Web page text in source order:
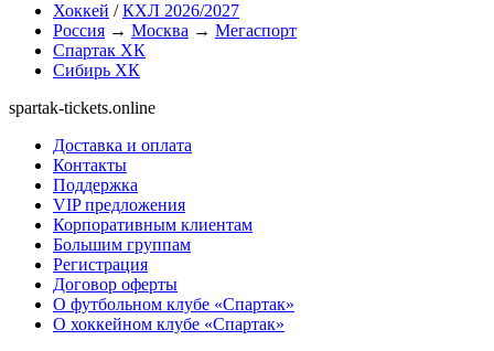
Хоккей /КХЛ 2026/2027
Россия → Москва → Мегаспорт
Спартак ХК
Сибирь ХК
spartak-tickets.online
Доставка и оплата
Контакты
Поддержка
VIP предложения
Корпоративным клиентам
Большим группам
Регистрация
Договор оферты
О футбольном клубе «Спартак»
О хоккейном клубе «Спартак»